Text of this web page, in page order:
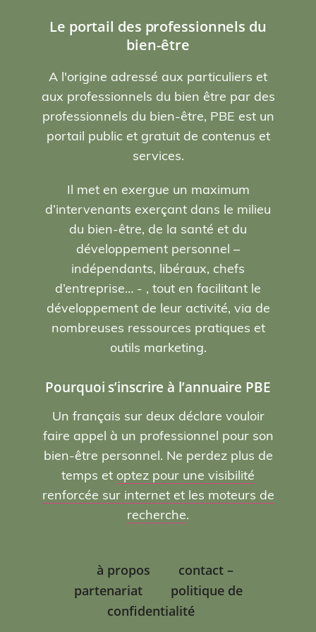
Le portail des professionnels du
bien-être
A l'origine adressé aux particuliers et
aux professionnels du bien être par des
professionnels du bien-être, PBE est un
portail public et gratuit de contenus et
services.
Il met en exergue un maximum
d’intervenants exerçant dans le milieu
du bien-être, de la santé et du
développement personnel –
indépendants, libéraux, chefs
d’entreprise… - , tout en facilitant le
développement de leur activité, via de
nombreuses ressources pratiques et
outils marketing.
Pourquoi s’inscrire à l’annuaire PBE
Un français sur deux déclare vouloir
faire appel à un professionnel pour son
bien-être personnel. Ne perdez plus de
temps et optez pour une visibilité
renforcée sur internet et les moteurs de
recherche.
à propos
contact –
partenariat
politique de
confidentialité